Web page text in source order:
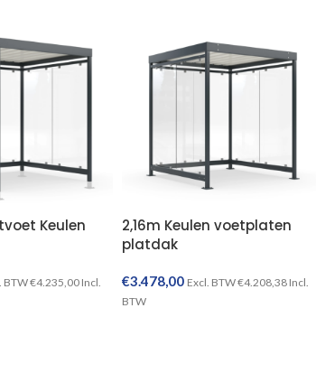
Keulen
BTW€4.235,00Incl.
2,16m Keulen voetplaten
platdak
€3.478,00 Excl. BTW€4.208,38Incl.
BTW